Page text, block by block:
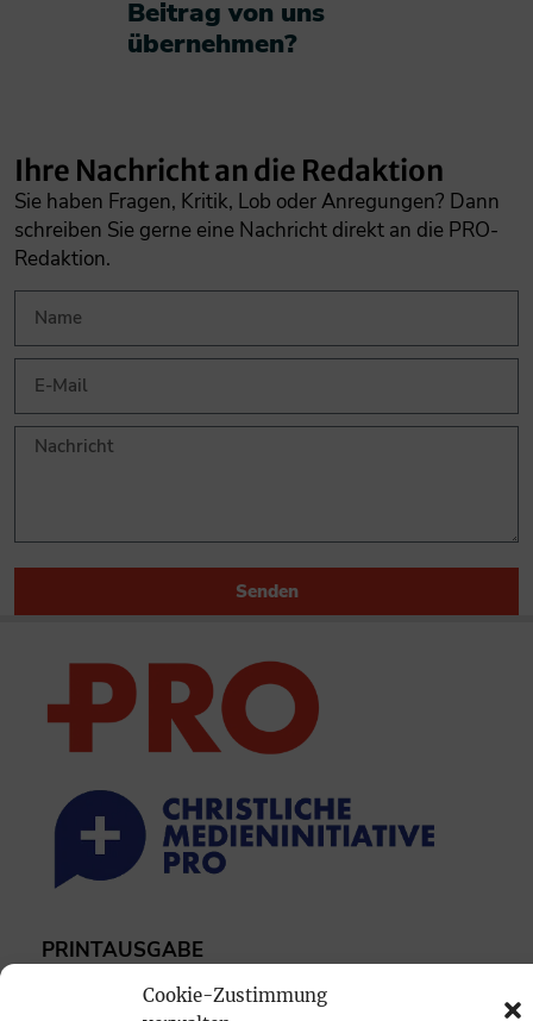
Cookie-Zustimmung
Beitrag von uns
übernehmen?​
Ihre Nachricht an die Redaktion
Sie haben Fragen, Kritik, Lob oder Anregungen? Dann
schreiben Sie gerne eine Nachricht direkt an die PRO-
Redaktion.
Senden
PRINTAUSGABE
Mediadaten